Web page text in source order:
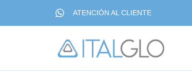
ATENCIÓN AL CLIENTE